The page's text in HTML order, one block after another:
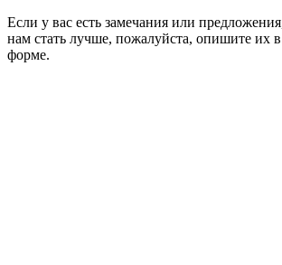
Если у вас есть замечания или
нам стать лучше, пожалуйста, опишите их
форме.